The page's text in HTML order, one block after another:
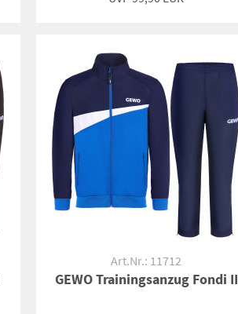
Art.Nr.: 11712
GEWO Trainingsanzug Fondi II